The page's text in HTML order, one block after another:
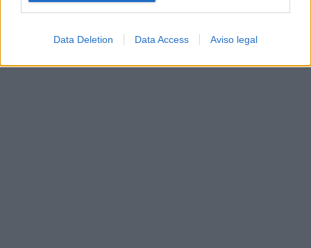
Data Deletion Data Access Aviso legal